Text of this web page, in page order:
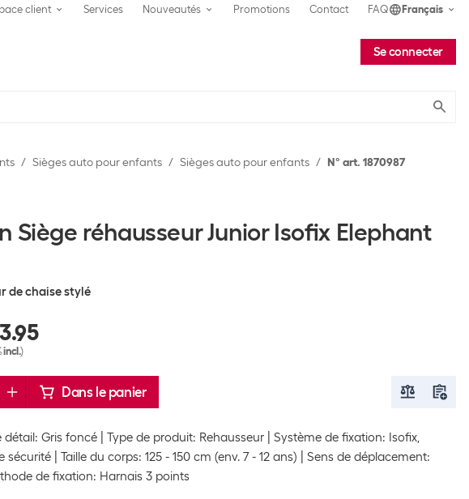
client Services Nouveautés Promotions Contact FAQ Français
Se connecter
Sièges auto pour enfants Sièges auto pour enfants N° art. 1870987
Siège réhausseur Junior Isofix Elephant
de chaise stylé
incl.)
Dans le panier
détail: Gris foncé Type de produit: Rehausseur
Système de fixation: Isofix,
sécurité
Taille du corps: 125 - 150 cm (env. 7 - 12 ans)
Sens de déplacement:
de fixation: Harnais 3 points